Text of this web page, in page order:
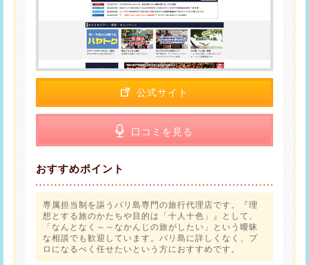
公式サイト
口コミを見る
おすすめポイント
専属担当制を謳うバリ島専門の旅行代理店です。『理
想とする旅のかたちや目的は「十人十色」』として、
「なんとなく～～なかんじの旅がしたい」という曖昧
な相談でも歓迎しています。バリ島に詳しくなく、プ
ロになるべく任せたいという方におすすめです。